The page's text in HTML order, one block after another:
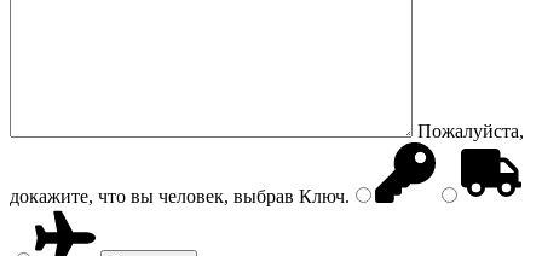
Пожалуйста,
докажите, что вы человек, выбрав Ключ.